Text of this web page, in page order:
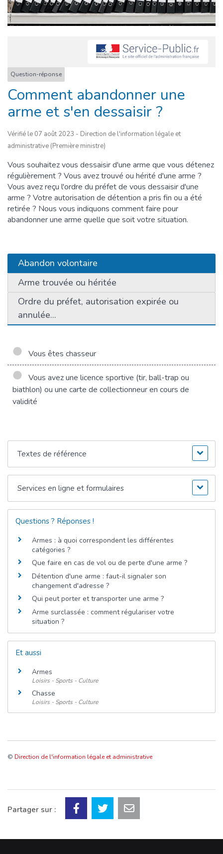
Question-réponse
Comment abandonner une
arme et s'en dessaisir ?
Vérifié le 07 août 2023 - Direction de l'information légale et
administrative (Première ministre)
Vous souhaitez vous dessaisir d'une arme que vous détenez
régulièrement ? Vous avez trouvé ou hérité d'une arme ?
Vous avez reçu l'ordre du préfet de vous dessaisir d'une
arme ? Votre autorisation de détention a pris fin ou a été
retirée ? Nous vous indiquons comment faire pour
abandonner une arme quelle que soit votre situation.
Abandon volontaire
Arme trouvée ou héritée
Ordre du préfet, autorisation expirée ou
annulée...
Vous êtes chasseur
Vous avez une licence sportive (tir, ball-trap ou
biathlon) ou une carte de collectionneur en cours de
validité
Textes de référence
Services en ligne et formulaires
Questions ? Réponses !
Armes : à quoi correspondent les différentes
catégories ?
Que faire en cas de vol ou de perte d'une arme ?
Détention d'une arme : faut-il signaler son
changement d'adresse ?
Qui peut porter et transporter une arme ?
Arme surclassée : comment régulariser votre
situation ?
Et aussi
Armes
Loisirs - Sports - Culture
Chasse
Loisirs - Sports - Culture
© Direction de l'information légale et administrative
Partager sur :